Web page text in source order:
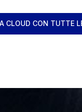
CLOUD CON TUTTE